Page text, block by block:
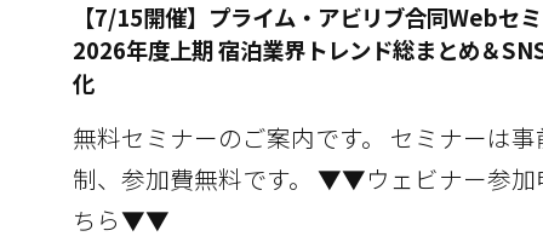
【7/15開催】プライム・アビリブ合同Web
2026年度上期 宿泊業界トレンド総まとめ＆
化
無料セミナーのご案内です。 セミナーは
制、参加費無料です。 ▼▼ウェビナー参加申し込みはこ
ちら▼▼